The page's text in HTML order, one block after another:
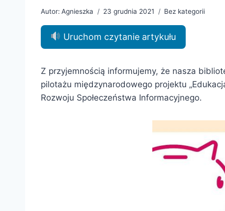
Autor: Agnieszka 23 grudnia 2021 Bez kategorii
Uruchom czytanie artykułu
Z przyjemnością informujemy, że nasza
pilotażu międzynarodowego projektu
Rozwoju Społeczeństwa Informacyjnego.